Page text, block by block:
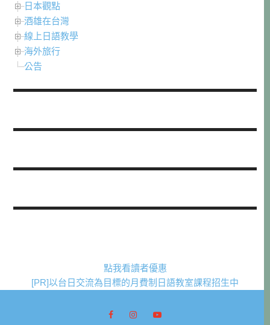
日本觀點
酒雄在台灣
線上日語教學
海外旅行
公告
點我看讀者優惠
[PR]以台日交流為目標的月費制日語教室課程招生中